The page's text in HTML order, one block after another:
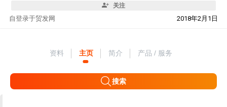
关注
自 2018年2月1日
登录于贸发网
资料 主页 简介 产品 / 服务
搜索